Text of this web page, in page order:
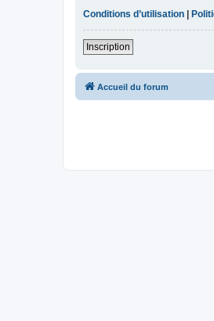
Conditions d’utilisation
Inscription
Accueil du forum